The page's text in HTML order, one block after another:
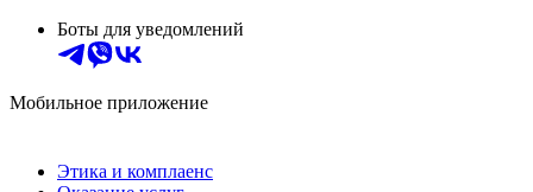
Боты для уведомлений
Мобильное приложение
Этика и комплаенс